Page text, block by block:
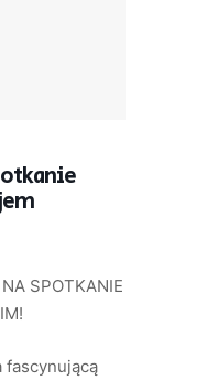
SPOTKANIE
fascynującą